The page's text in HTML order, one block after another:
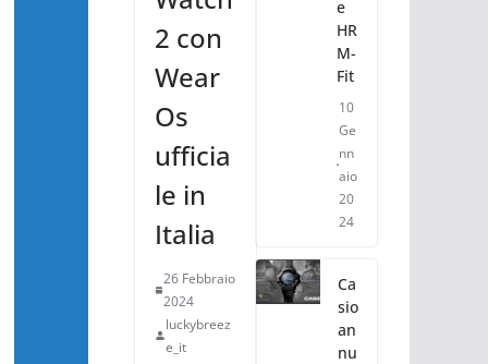
2 con
Wear
Os
ufficia
le in
Italia
26 Febbraio
2024
luckybreez
e_it
e
HR
M-
Fit
10
Ge
nn
aio
20
24
Ca
sio
an
nu